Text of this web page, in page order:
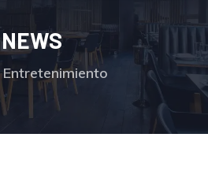
NEWS
Entretenimiento